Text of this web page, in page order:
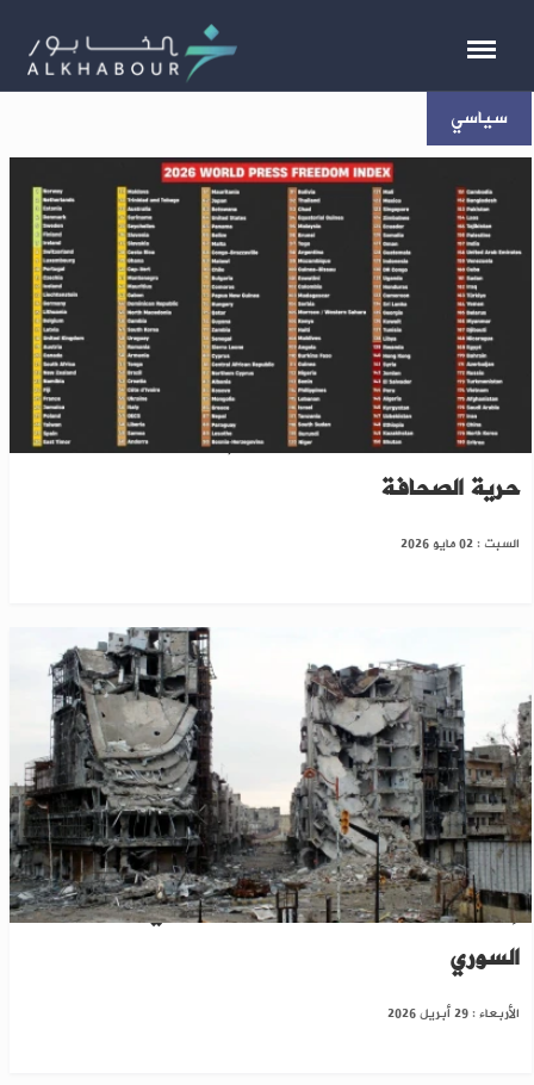
سياسي
سياسية أمريكية ترحب بتقدّم سوريا على مؤشر
حرية الصحافة
السبت : 02 مايو 2026
إشادة أممية بانطلاق محاكمة الأسد في القضاء
السوري
الأربعاء : 29 أبريل 2026